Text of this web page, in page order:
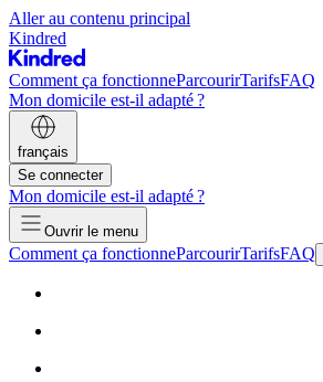
Aller au contenu principal
Kindred
Comment ça fonctionneParcourirTarifsFAQ
Mon domicile est-il adapté ?
français
Se connecter
Mon domicile est-il adapté ?
Ouvrir le menu
Comment ça fonctionneParcourirTarifsFAQ